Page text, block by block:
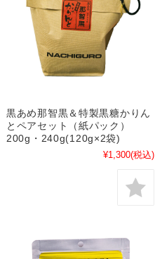
黒あめ那智黒＆特製黒糖かりん
とペアセット（紙パック）
200g・240g(120g×2袋)
¥1,300(税込)